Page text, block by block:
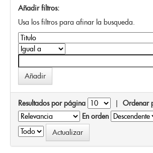
Añadir filtros:
Usa los filtros para afinar la busqueda.
Resultados por página | Ordenar
En orden